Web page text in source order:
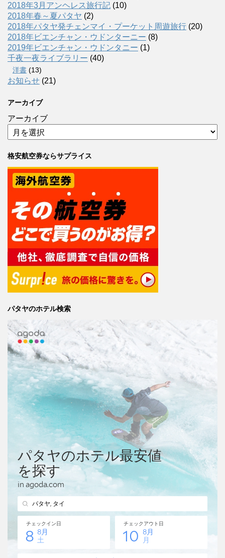
2018年3月アンヘレス旅行記 (10)
2018年春～夏パタヤ (2)
2018年パタヤ発チェンマイ・プーケット周遊旅行 (20)
2018年ビエンチャン・ウドンターニー (8)
2019年ビエンチャン・ウドンタニー (1)
千夜一夜ライブラリー (40)
洋書 (13)
お知らせ (21)
アーカイブ
アーカイブ
格安航空券ならサプライス
パタヤのホテル検索